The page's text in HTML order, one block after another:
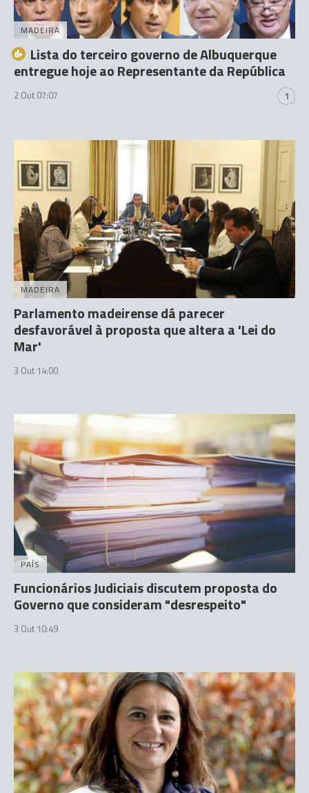
MADEIRA
Lista do terceiro governo de Albuquerque
entregue hoje ao Representante da República
2 Out 07:07 1
MADEIRA
Parlamento madeirense dá parecer
desfavorável à proposta que altera a 'Lei do
Mar'
3 Out 14:00
PAÍS
Funcionários Judiciais discutem proposta do
Governo que consideram "desrespeito"
3 Out 10:49